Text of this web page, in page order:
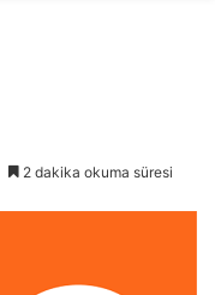
2 dakika okuma süresi